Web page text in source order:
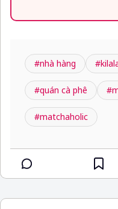
#nhà hàng
#quán cà phê
#matchaholic